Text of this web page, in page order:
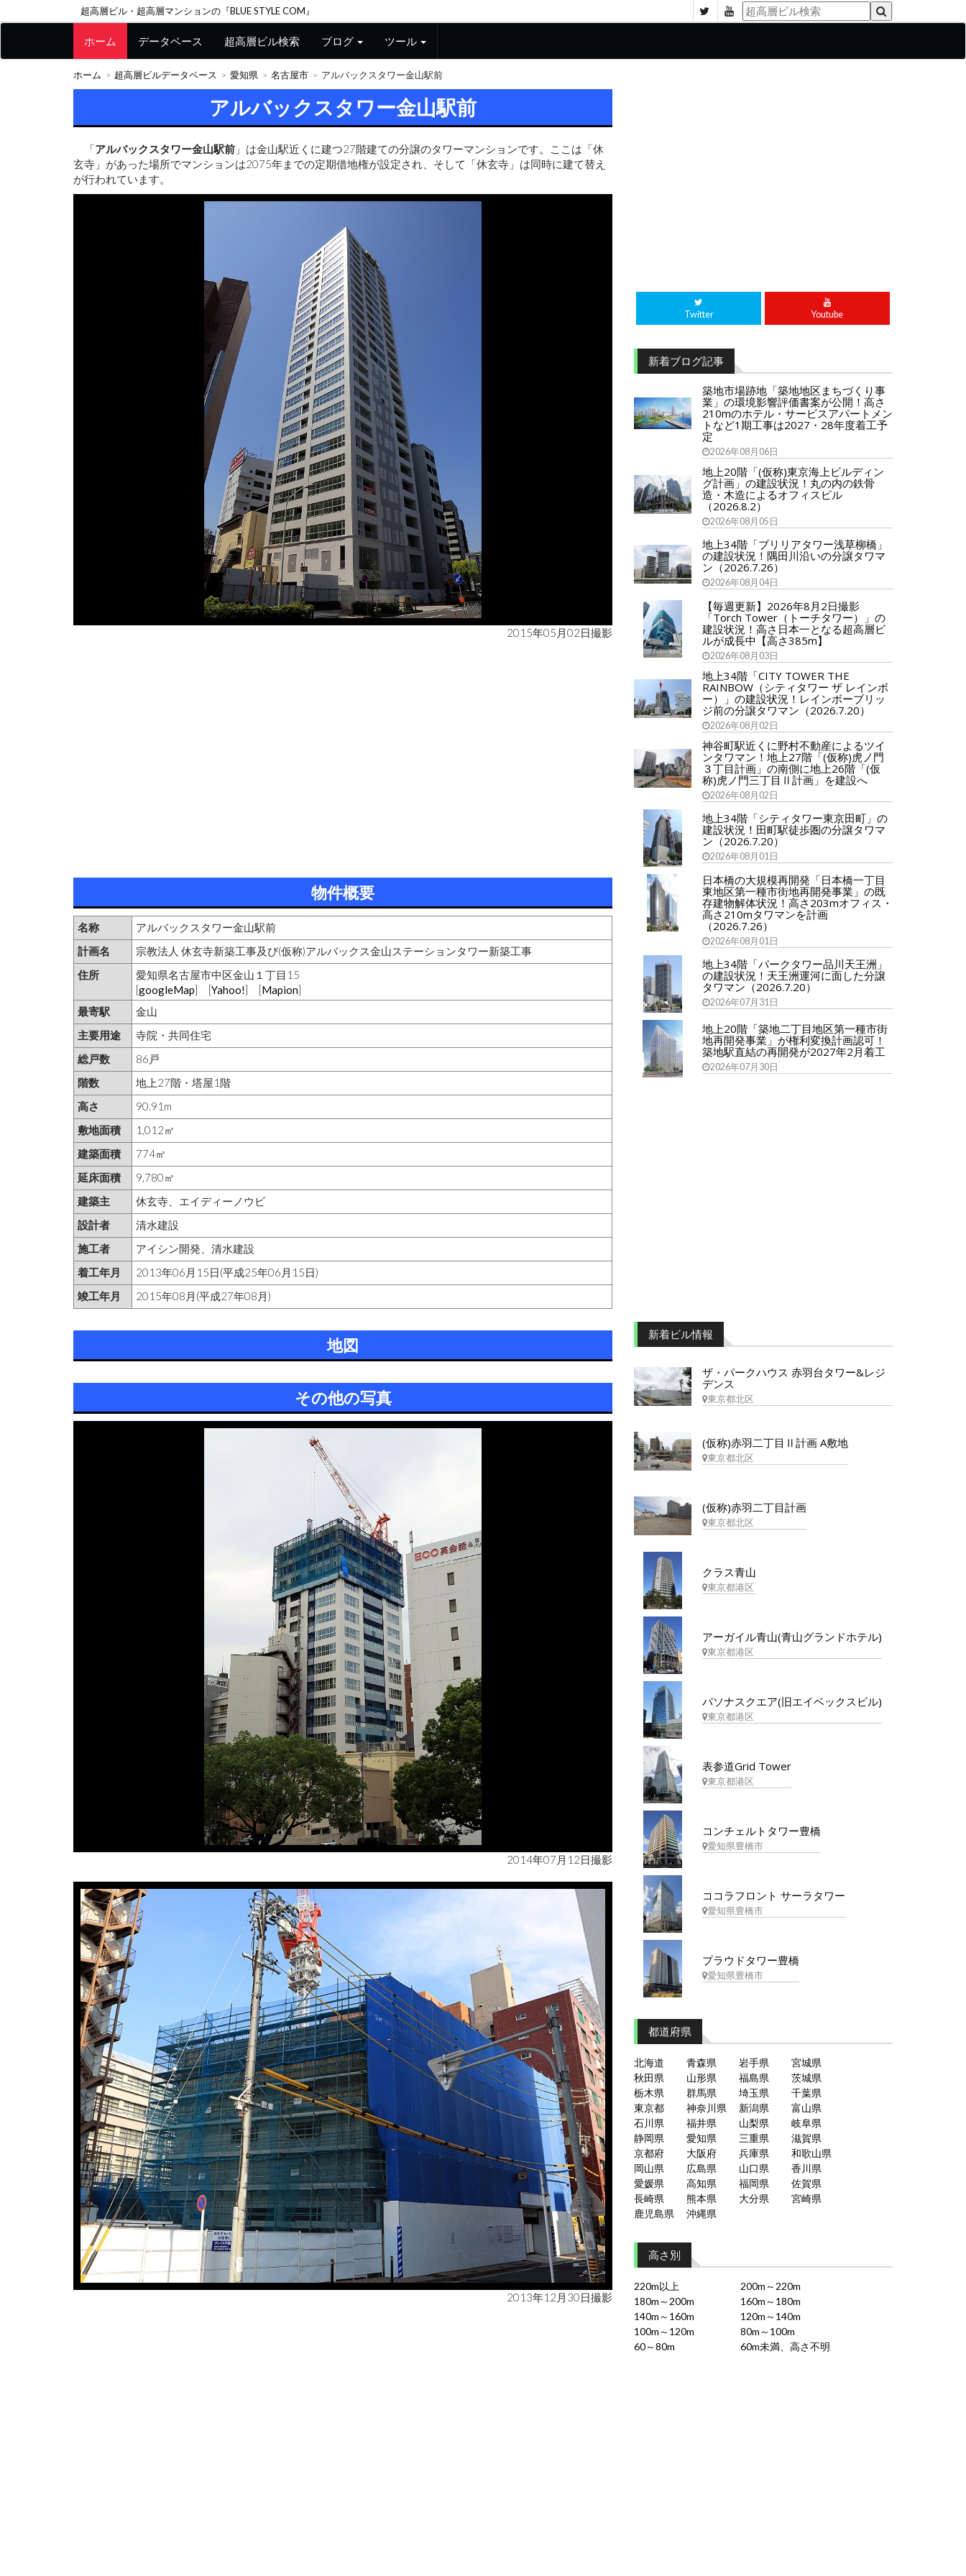
超高層ビル・超高層マンションの『BLUE STYLE COM』
ホーム データベース 超高層ビル検索 ブログ ツール
ホーム 超高層ビルデータベース 愛知県 名古屋市 アルバックスタワー金山駅前
アルバックスタワー金山駅前
「アルバックスタワー金山駅前 」は金山駅近くに建つ27階建ての分譲のタワーマンションです。ここは「休
玄寺」があった場所でマンションは2075年までの定期借地権が設定され、そして「休玄寺」は同時に建て替え
が行われています。
2015年05月02日撮影
物件概要
名称
アルバックスタワー金山駅前
計画名
宗教法人 休玄寺新築工事及び(仮称)アルバックス金山ステーションタワー新築工事
住所
愛知県名古屋市中区金山１丁目15
[googleMap] [Yahoo!] [Mapion]
最寄駅
金山
主要用途
寺院・共同住宅
総戸数
86戸
階数
地上27階・塔屋1階
高さ
90.91m
敷地面積
1,012㎡
建築面積
774㎡
延床面積
9,780㎡
建築主
休玄寺、エイディーノウビ
設計者
清水建設
施工者
アイシン開発、清水建設
着工年月
2013年06月15日(平成25年06月15日)
竣工年月
2015年08月(平成27年08月)
地図
その他の写真
2014年07月12日撮影
2013年12月30日撮影
Twitter Youtube
新着ブログ記事
築地市場跡地「築地地区まちづくり事
業」の環境影響評価書案が公開！高さ
210mのホテル・サービスアパートメン
トなど1期工事は2027・28年度着工予
定
2026年08月06日
地上20階「(仮称)東京海上ビルディン
グ計画」の建設状況！丸の内の鉄骨
造・木造によるオフィスビル
（2026.8.2）
2026年08月05日
地上34階「ブリリアタワー浅草柳橋」
の建設状況！隅田川沿いの分譲タワマ
ン（2026.7.26）
2026年08月04日
【毎週更新】2026年8月2日撮影
「Torch Tower（トーチタワー）」の
建設状況！高さ日本一となる超高層ビ
ルが成長中【高さ385m】
2026年08月03日
地上34階「CITY TOWER THE
RAINBOW（シティタワー ザ レインボ
ー）」の建設状況！レインボーブリッ
ジ前の分譲タワマン（2026.7.20）
2026年08月02日
神谷町駅近くに野村不動産によるツイ
ンタワマン！地上27階「(仮称)虎ノ門
３丁目計画」の南側に地上26階「(仮
称)虎ノ門三丁目Ⅱ計画」を建設へ
2026年08月02日
地上34階「シティタワー東京田町」の
建設状況！田町駅徒歩圏の分譲タワマ
ン（2026.7.20）
2026年08月01日
日本橋の大規模再開発「日本橋一丁目
東地区第一種市街地再開発事業」の既
存建物解体状況！高さ203mオフィス・
高さ210mタワマンを計画
（2026.7.26）
2026年08月01日
地上34階「パークタワー品川天王洲」
の建設状況！天王洲運河に面した分譲
タワマン（2026.7.20）
2026年07月31日
地上20階「築地二丁目地区第一種市街
地再開発事業」が権利変換計画認可！
築地駅直結の再開発が2027年2月着工
2026年07月30日
新着ビル情報
ザ・パークハウス 赤羽台タワー&レジ
デンス
東京都北区
(仮称)赤羽二丁目Ⅱ計画 A敷地
東京都北区
(仮称)赤羽二丁目計画
東京都北区
クラス青山
東京都港区
アーガイル青山(青山グランドホテル)
東京都港区
パソナスクエア(旧エイベックスビル)
東京都港区
表参道Grid Tower
東京都港区
コンチェルトタワー豊橋
愛知県豊橋市
ココラフロント サーラタワー
愛知県豊橋市
プラウドタワー豊橋
愛知県豊橋市
都道府県
北海道 青森県 岩手県
宮城県
秋田県
山形県 福島県
茨城県
栃木県
群馬県 埼玉県
千葉県
東京都
神奈川県 新潟県
富山県
石川県
福井県 山梨県
岐阜県
静岡県
愛知県 三重県
滋賀県
京都府
大阪府 兵庫県
和歌山県
岡山県
広島県 山口県
香川県
愛媛県
高知県 福岡県
佐賀県
長崎県
熊本県 大分県
宮崎県
鹿児島県
沖縄県
高さ別
220m以上
200m～220m
180m～200m
160m～180m
140m～160m
120m～140m
100m～120m
80m～100m
60～80m
60m未満、高さ不明